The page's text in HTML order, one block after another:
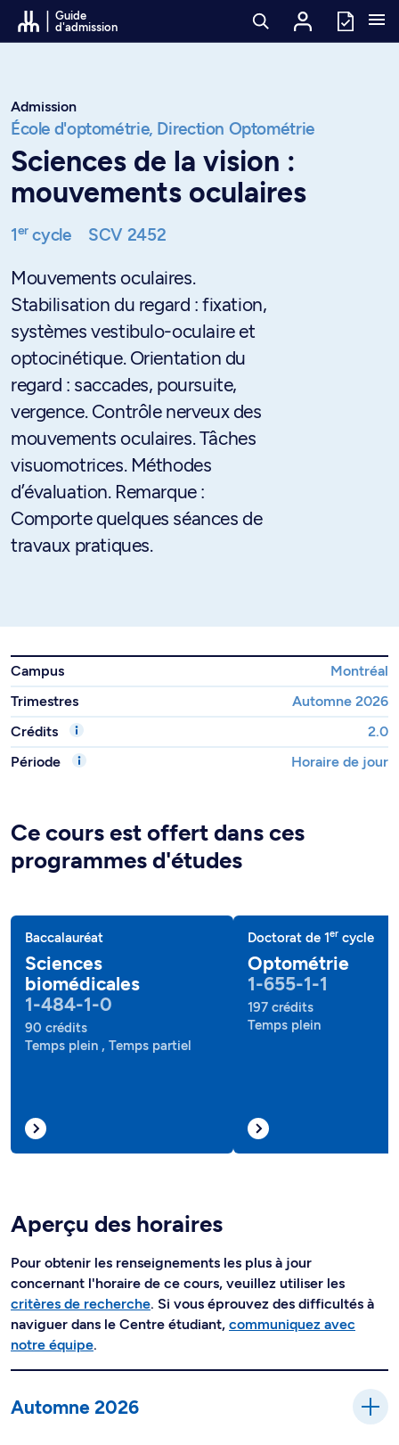
Passer au contenu
Guide
d'admission
Admission
École d'optométrie, Direction Optométrie
Sciences de la vision :
mouvements oculaires
1ercycle SCV 2452
Mouvements oculaires.
Stabilisation du regard : fixation,
systèmes vestibulo-oculaire et
optocinétique. Orientation du
regard : saccades, poursuite,
vergence. Contrôle nerveux des
mouvements oculaires. Tâches
visuomotrices. Méthodes
d’évaluation. Remarque :
Comporte quelques séances de
travaux pratiques.
Campus
Montréal
Trimestres
Automne 2026
Crédits
2.0
Période
Horaire de jour
Ce cours est offert dans ces
programmes d'études
Baccalauréat
Sciences
biomédicales
1-484-1-0
90 crédits
Temps plein , Temps partiel
Doctorat de 1er cycle
Optométrie
1-655-1-1
197 crédits
Temps plein
Aperçu des horaires
Pour obtenir les renseignements les plus à jour
concernant l'horaire de ce cours, veuillez utiliser les
critères de recherche. Si vous éprouvez des difficultés à
naviguer dans le Centre étudiant, communiquez avec
notre équipe.
Automne 2026